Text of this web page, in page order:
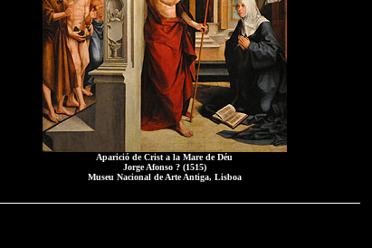
Aparició de Crist a la Mare de Déu
Jorge Afonso ? (1515)
Museu Nacional de Arte Antiga, Lisboa